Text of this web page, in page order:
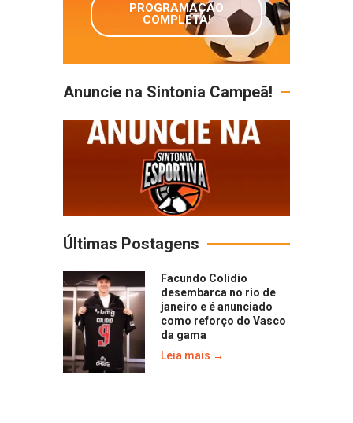
PROGRAMAÇÃO
COMPLETA!
Anuncie na Sintonia Campeã!
Últimas Postagens
Facundo Colidio
desembarca no rio de
janeiro e é anunciado
como reforço do Vasco
da gama
Leia mais →